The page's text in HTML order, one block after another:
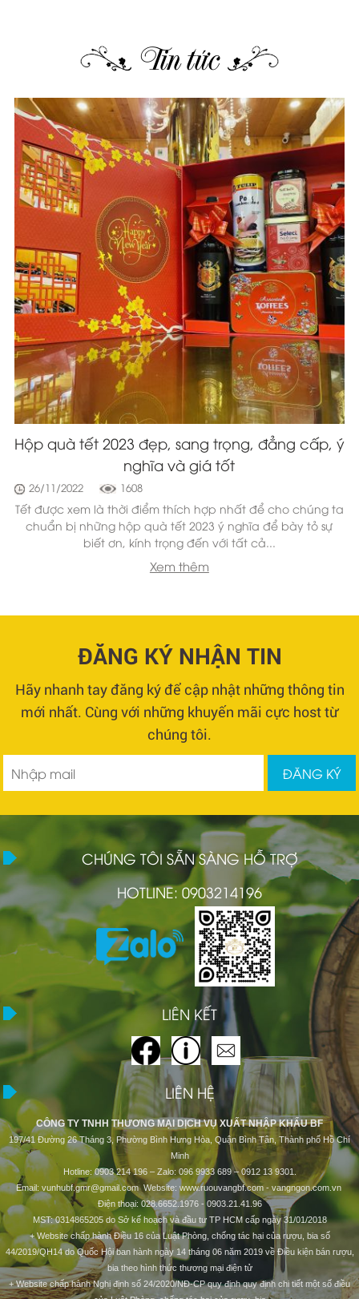
Tin tức
Hộp quà tết 2023 đẹp, sang trọng, đẳng cấp, ý
nghĩa và giá tốt
26/11/2022 1608
Tết được xem là thời điểm thích hợp nhất để cho chúng ta
chuẩn bị những hộp quà tết 2023 ý nghĩa để bày tỏ sự
biết ơn, kính trọng đến với tất cả...
Xem thêm
ĐĂNG KÝ NHẬN TIN
Hãy nhanh tay đăng ký để cập nhật những thông tin
mới nhất. Cùng với những khuyến mãi cực host từ
chúng tôi.
CHÚNG TÔI SẴN SÀNG HỖ TRỢ
HOTLINE: 0903214196
LIÊN KẾT
LIÊN HỆ
CÔNG TY TNHH THƯƠNG MẠI DỊCH VỤ XUẤT NHẬP KHẨU BF
197/41 Đường 26 Tháng 3, Phường Bình Hưng Hòa, Quận Bình Tân, Thành phố Hồ Chí
Minh
Hotline: 0903 214 196 – Zalo: 096 9933 689 – 0912 13 9301.
Email: vunhubf.gmr@gmail.com Website: www.ruouvangbf.com - vangngon.com.vn
Điện thoại: 028.6652.1976 - 0903.21.41.96
MST: 0314865205 do Sở kế hoạch và đầu tư TP HCM cấp ngày 31/01/2018
+ Website chấp hành Điều 16 của Luật Phòng, chống tác hại của rượu, bia số
44/2019/QH14 do Quốc Hội ban hành ngày 14 tháng 06 năm 2019 về Điều kiện bán rượu,
bia theo hình thức thương mại điện tử
+ Website chấp hành Nghị định số 24/2020/NĐ-CP quy định quy định chi tiết một số điều